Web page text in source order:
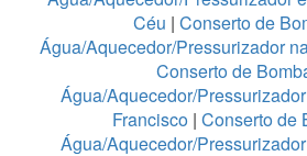
Céu | Conserto de
Água/Aquecedor/Pressurizador
Conserto de
Água/Aquecedor/
Francisco | Conserto de
Água/Aquecedor/